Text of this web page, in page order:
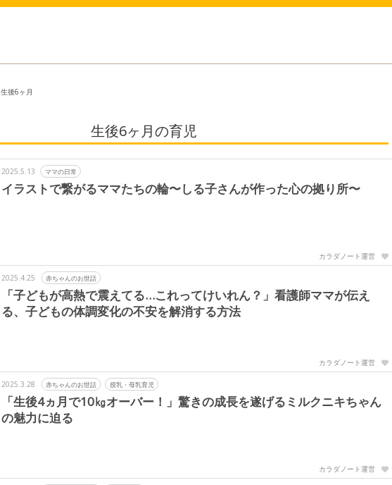
生後6ヶ月
生後6ヶ月の育児
2025.5.13 ママの日常
イラストで繋がるママたちの輪〜しる子さんが作った心の拠り所〜
カラダノート運営
2025.4.25 赤ちゃんのお世話
「子どもが高熱で震えてる…これってけいれん？」看護師ママが伝え
る、子どもの体調変化の不安を解消する方法
カラダノート運営
2025.3.28 赤ちゃんのお世話 授乳・母乳育児
「生後4ヵ月で10㎏オーバー！」驚きの成長を遂げるミルクニキちゃん
の魅力に迫る
カラダノート運営